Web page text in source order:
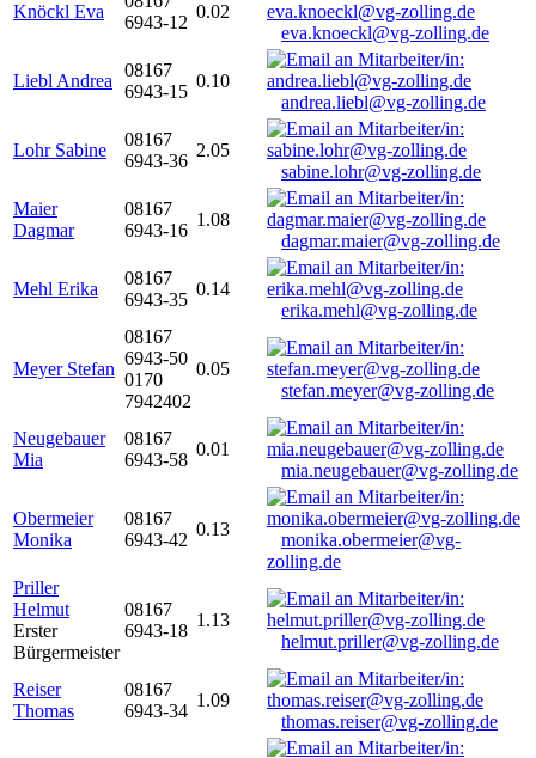
Knöckl Eva
6943-12
0.02
eva.knoeckl@vg-zolling.de
Liebl Andrea
08167
6943-15
0.10
andrea.liebl@vg-zolling.de
Lohr Sabine
08167
6943-36
2.05
sabine.lohr@vg-zolling.de
Maier
Dagmar
08167
6943-16
1.08
dagmar.maier@vg-zolling.de
Mehl Erika
08167
6943-35
0.14
erika.mehl@vg-zolling.de
Meyer Stefan
08167
6943-50
0170
7942402
0.05
stefan.meyer@vg-zolling.de
Neugebauer
Mia
08167
6943-58
0.01
mia.neugebauer@vg-zolling.de
Obermeier
Monika
08167
6943-42
0.13
monika.obermeier@vg-
zolling.de
Priller
Helmut
Erster
Bürgermeister
08167
6943-18
1.13
helmut.priller@vg-zolling.de
Reiser
Thomas
08167
6943-34
1.09
thomas.reiser@vg-zolling.de